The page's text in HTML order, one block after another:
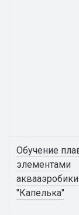
Обучение
элементами
аквааэробики
"Капелька"